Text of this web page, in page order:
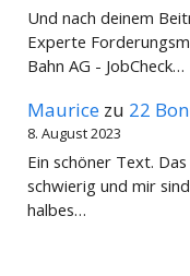
Und nach deinem
Experte
Bahn AG - JobCheck…
Maurice zu 22
8. August 2023
Ein schöner Text.
schwierig und mir
halbes…